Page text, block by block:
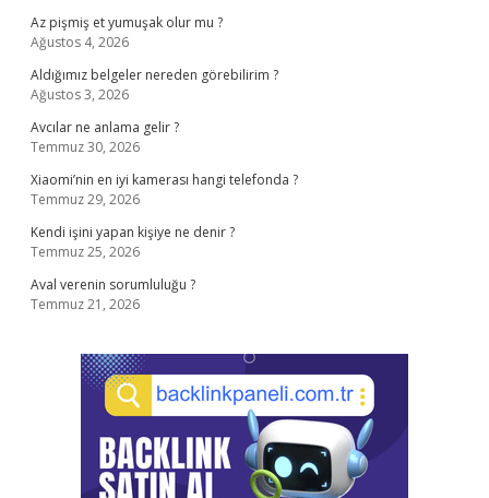
Az pişmiş et yumuşak olur mu ?
Ağustos 4, 2026
Aldığımız belgeler nereden görebilirim ?
Ağustos 3, 2026
Avcılar ne anlama gelir ?
Temmuz 30, 2026
Xiaomi’nin en iyi kamerası hangi telefonda ?
Temmuz 29, 2026
Kendi işini yapan kişiye ne denir ?
Temmuz 25, 2026
Aval verenin sorumluluğu ?
Temmuz 21, 2026